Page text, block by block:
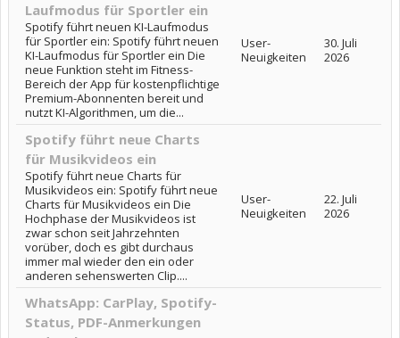
Laufmodus für Sportler ein
Spotify führt neuen KI-Laufmodus
für Sportler ein: Spotify führt neuen
KI-Laufmodus für Sportler ein Die
neue Funktion steht im Fitness-
Bereich der App für kostenpflichtige
Premium-Abonnenten bereit und
nutzt KI-Algorithmen, um die...
User-
Neuigkeiten
30. Juli
2026
Spotify führt neue Charts
für Musikvideos ein
Spotify führt neue Charts für
Musikvideos ein: Spotify führt neue
Charts für Musikvideos ein Die
Hochphase der Musikvideos ist
zwar schon seit Jahrzehnten
vorüber, doch es gibt durchaus
immer mal wieder den ein oder
anderen sehenswerten Clip....
User-
Neuigkeiten
22. Juli
2026
WhatsApp: CarPlay, Spotify-
Status, PDF-Anmerkungen